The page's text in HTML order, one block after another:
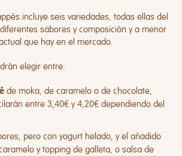
incluye seis variedades, todas ellas del
sabores y composición y a menor
que hay en el mercado.
elegir entre:
de moka, de caramelo o de chocolate,
entre 3,40€ y 4,20€ dependiendo del
pero con yogurt helado, y el añadido
y topping de galleta, o salsa de